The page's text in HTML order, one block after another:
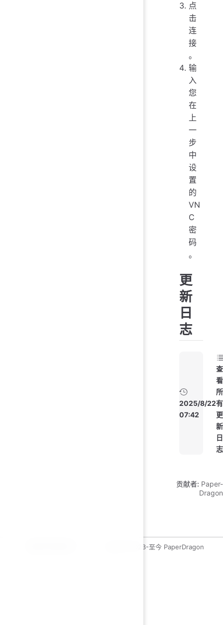
点
击
连
接
。
输
入
您
在
上
一
步
中
设
置
的
VN
C
密
码
。
更
新
日
志
2025/8/22
07:42
查
看
所
有
更
新
日
志
贡献者: Paper-
Dragon
copyleft 2023-至今 PaperDragon